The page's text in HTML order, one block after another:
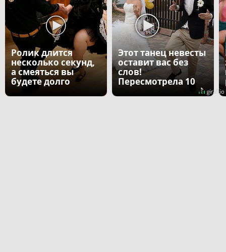
Ролик длится
несколько секунд,
а смеяться вы
будете долго
Этот танец невесты
оставит вас без
слов!
Пересмотрела 10